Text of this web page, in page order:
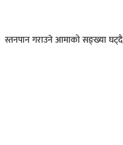
स्तनपान गराउने आमाको सङ्ख्या घट्दै